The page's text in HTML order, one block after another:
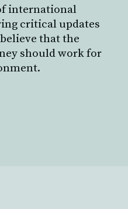
international
critical updates
that the
should work for